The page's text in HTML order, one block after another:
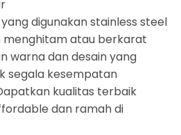
digunakan stainless steel
menghitam atau berkarat
warna dan desain yang
segala kesempatan
kualitas terbaik
dan ramah di